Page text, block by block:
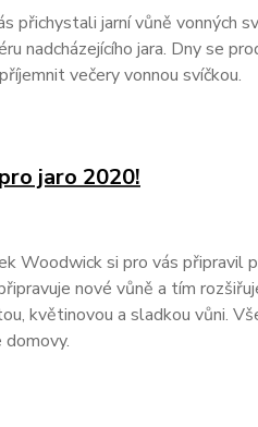
přichystali jarní vůně vonných
nadcházejícího jara. Dny se
večery vonnou svíčkou.
jaro 2020!
Woodwick si pro vás připravil
nové vůně a tím
květinovou a sladkou vůni.